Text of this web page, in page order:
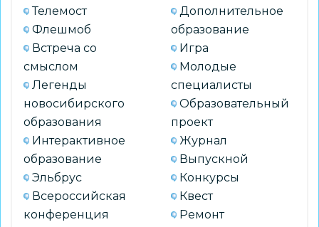
Телемост
Флешмоб
Встреча со
смыслом
Легенды
новосибирского
образования
Интерактивное
образование
Эльбрус
Всероссийская
конференция
Дополнительное
образование
Игра
Молодые
специалисты
Образовательный
проект
Журнал
Выпускной
Конкурсы
Квест
Ремонт